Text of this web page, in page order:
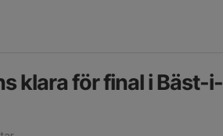
klara för final i Bäst-i-